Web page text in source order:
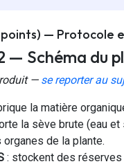
points) — Protocole
— Schéma du
— se reporter au
la matière
la sève brute (eau
de la plante.
: stockent des